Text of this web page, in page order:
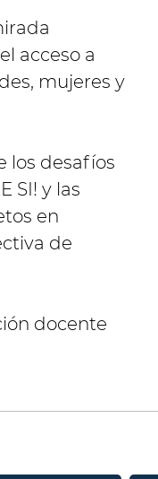
acceso a
mujeres y
los desafíos
SI! y las
en
de
docente